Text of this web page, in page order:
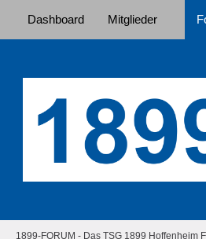
Dashboard Mitglieder
1899-FORUM - Das TSG 1899 Hoffenheim